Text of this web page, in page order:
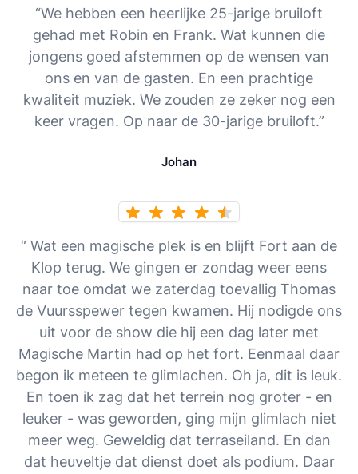
“We hebben een heerlijke 25-jarige bruiloft
gehad met Robin en Frank. Wat kunnen die
jongens goed afstemmen op de wensen van
ons en van de gasten. En een prachtige
kwaliteit muziek. We zouden ze zeker nog een
keer vragen. Op naar de 30-jarige bruiloft.”
Johan
“ Wat een magische plek is en blijft Fort aan de
Klop terug. We gingen er zondag weer eens
naar toe omdat we zaterdag toevallig Thomas
de Vuursspewer tegen kwamen. Hij nodigde ons
uit voor de show die hij een dag later met
Magische Martin had op het fort. Eenmaal daar
begon ik meteen te glimlachen. Oh ja, dit is leuk.
En toen ik zag dat het terrein nog groter - en
leuker - was geworden, ging mijn glimlach niet
meer weg. Geweldig dat terraseiland. En dan
dat heuveltje dat dienst doet als podium. Daar